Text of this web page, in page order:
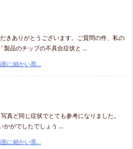
きありがとうございます。ご質問の件、私の
製品のチップの不具合症状と ...
に細かい黒...
真ど同じ症状でとても参考になりました。
かがでしたでしょう ...
に細かい黒...